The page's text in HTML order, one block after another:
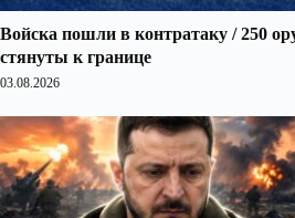
Войска пошли в контратаку / 250
стянуты к границе
03.08.2026